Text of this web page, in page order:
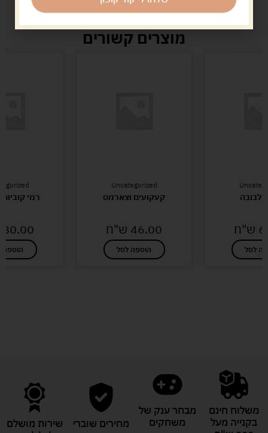
מוצרים קשורים
לבובה
ש"ח
לסל
Uncategorized
קעקועים וצארמס
46.00 ש"ח
הוספה לסל
רמי
80.00
הוספה
משלוח חינם
בקנייה מעל
מבחר ענק של
משחקים
מחירים שוברי
שירות מושלם